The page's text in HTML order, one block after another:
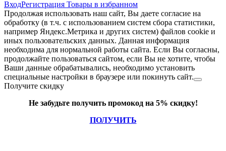
ВходРегистрация Товары в избранном
Продолжая использовать наш cайт, Вы даете согласие на
обработку (в т.ч. с использованием систем сбора статистики,
например Яндекс.Метрика и других систем) файлов cookie и
иных пользовательских данных. Данная информация
необходима для нормальной работы сайта. Если Вы согласны,
продолжайте пользоваться сайтом, если Вы не хотите, чтобы
Ваши данные обрабатывались, необходимо установить
специальные настройки в браузере или покинуть сайт.
Получите скидку
Не забудьте получить промокод на 5% скидку!
ПОЛУЧИТЬ